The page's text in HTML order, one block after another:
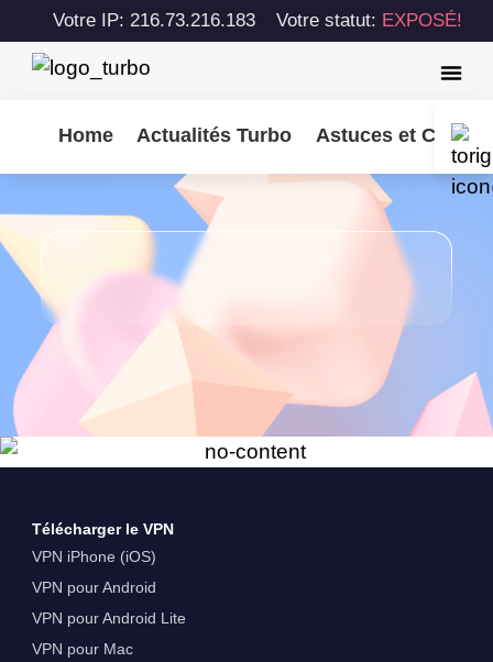
Votre IP: 216.73.216.183 Votre statut: EXPOSÉ!
Home Actualités Turbo Astuces et
Télécharger le VPN
VPN iPhone (iOS)
VPN pour Android
VPN pour Android Lite
VPN pour Mac